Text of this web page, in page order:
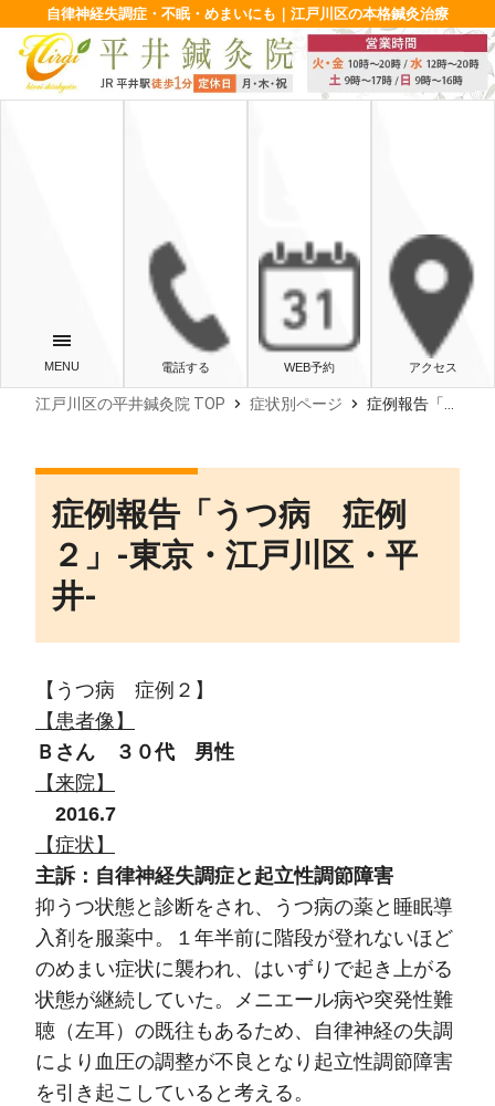
自律神経失調症・不眠・めまいにも｜江戸川区の本格鍼灸治療
電話する WEB予約 アクセス
江戸川区の平井鍼灸院 TOP chevron_right 症状別ページ chevron_right 症例報告「うつ病 症例２」‐東京・江戸川区・平井‐
症例報告「うつ病 症例
２」‐東京・江戸川区・平
井‐
【うつ病 症例２】
【患者像】
Ｂさん ３０代 男性
【来院】
2016.7
【症状】
主訴：自律神経失調症と起立性調節障害
抑うつ状態と診断をされ、うつ病の薬と睡眠導
入剤を服薬中。１年半前に階段が登れないほど
のめまい症状に襲われ、はいずりで起き上がる
状態が継続していた。メニエール病や突発性難
聴（左耳）の既往もあるため、自律神経の失調
により血圧の調整が不良となり起立性調節障害
を引き起こしていると考える。